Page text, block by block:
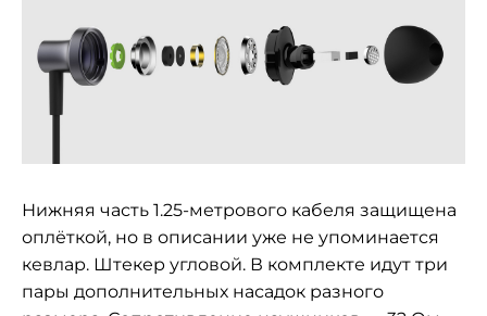
Нижняя часть 1.25-метрового кабеля защищена
оплёткой, но в описании уже не упоминается
кевлар. Штекер угловой. В комплекте идут три
пары дополнительных насадок разного